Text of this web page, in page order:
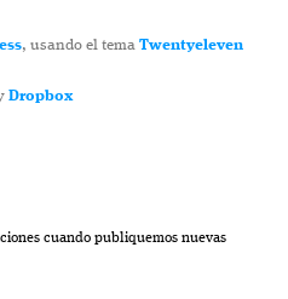
, usando el tema Twentyeleven
Dropbox
cuando publiquemos nuevas